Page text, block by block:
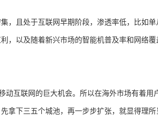
，且处于互联网早期阶段，渗透率低，比如
，以及随着新兴市场的智能机普及率和网络
动互联网的巨大机会。所以在海外市场有着用
拿下三五个城池，再一步步扩张，就显得理所